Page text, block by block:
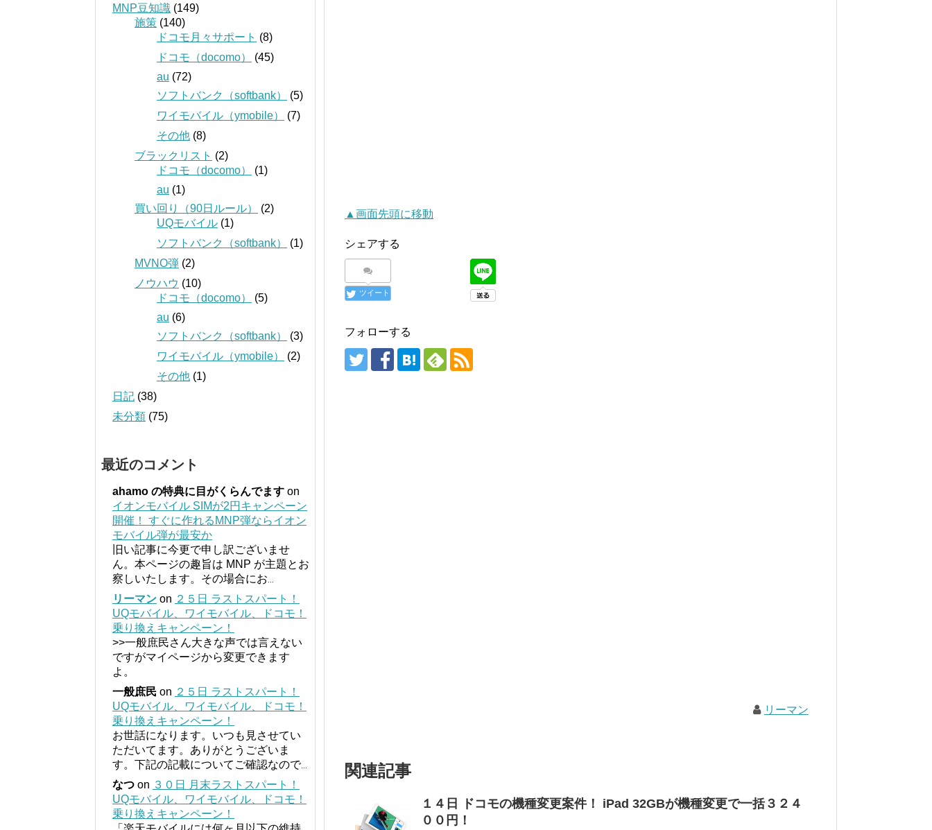
▲画面先頭に移動
シェアする
ツイート
フォローする
リーマン
関連記事
１４日 ドコモの機種変更案件！ iPad 32GBが機種変更で一括３２４
００円！
MNP豆知識 (149)
施策 (140)
ドコモ月々サポート (8)
ドコモ（docomo）
(45)
au (72)
ソフトバンク（softbank）
(5)
ワイモバイル（ymobile）
(7)
その他 (8)
ブラックリスト (2)
ドコモ（docomo）
(1)
au (1)
買い回り（90日ルール）
(2)
UQモバイル (1)
ソフトバンク（softbank）
(1)
MVNO弾 (2)
ノウハウ (10)
ドコモ（docomo）
(5)
au (6)
ソフトバンク（softbank）
(3)
ワイモバイル（ymobile）
(2)
その他 (1)
日記 (38)
未分類 (75)
最近のコメント
ahamo の特典に目がくらんでます on
イオンモバイル SIMが2円キャンペーン
開催！ すぐに作れるMNP弾ならイオン
モバイル弾が最安か
旧い記事に今更で申し訳ございませ
ん。本ページの趣旨は MNP が主題とお
察しいたします。その場合にお
リーマン on ２５日 ラストスパート！
UQモバイル、ワイモバイル、ドコモ！
乗り換えキャンペーン！
>>一般庶民さん大きな声では言えない
ですがマイページから変更できます
よ。
一般庶民 on ２５日 ラストスパート！
UQモバイル、ワイモバイル、ドコモ！
乗り換えキャンペーン！
お世話になります。いつも見させてい
ただいてます。ありがとうございま
す。下記の記載についてご確認なので...
なつ on ３０日 月末ラストスパート！
UQモバイル、ワイモバイル、ドコモ！
乗り換えキャンペーン！